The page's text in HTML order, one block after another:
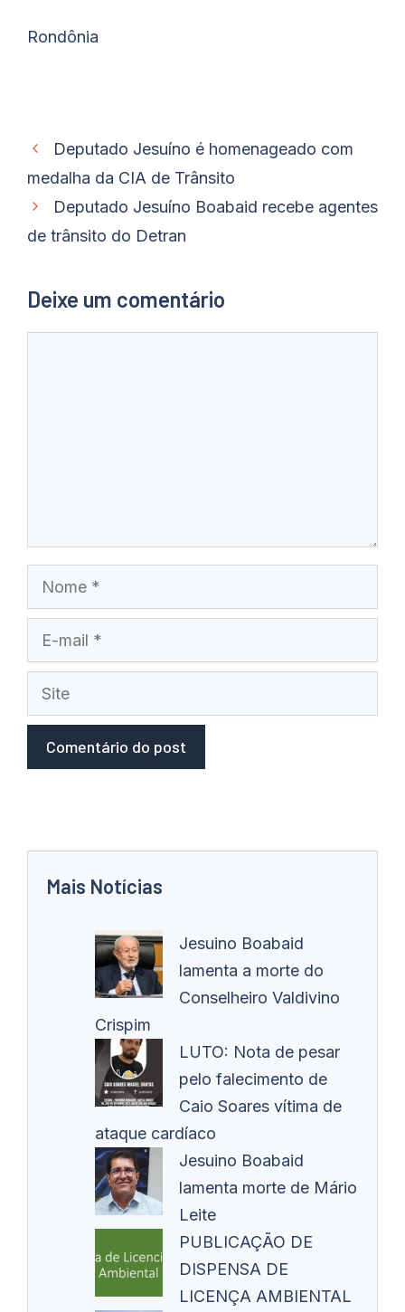
Rondônia
Deputado Jesuíno é homenageado com
medalha da CIA de Trânsito
Deputado Jesuíno Boabaid recebe agentes
de trânsito do Detran
Deixe um comentário
Nome
mail
Site
Mais Notícias
Jesuino Boabaid
lamenta a morte do
Conselheiro Valdivino
Crispim
LUTO: Nota de pesar
pelo falecimento de
Caio Soares vítima de
ataque cardíaco
Jesuino Boabaid
lamenta morte de Mário
Leite
PUBLICAÇÃO DE
DISPENSA DE
LICENÇA AMBIENTAL